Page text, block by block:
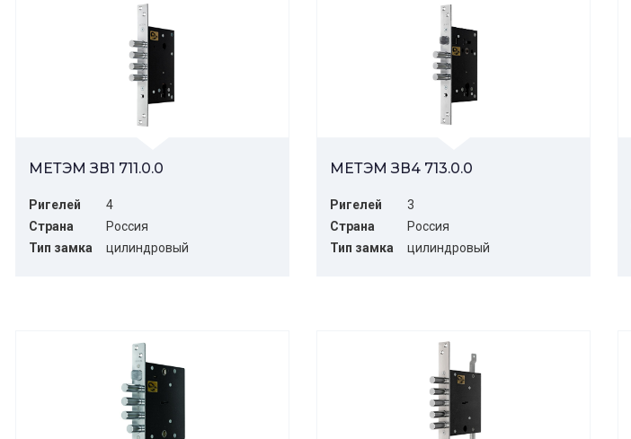
МЕТЭМ ЗВ1 711.0.0
Ригелей
4
Страна
Россия
Тип замка
цилиндровый
МЕТЭМ ЗВ4 713.0.0
Ригелей
3
Страна
Россия
Тип замка
цилиндровый